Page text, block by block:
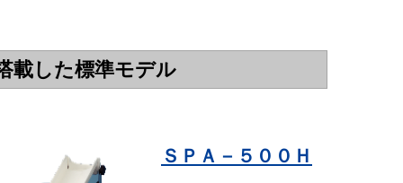
した標準モデル
ＳＰＡ－５００Ｈ